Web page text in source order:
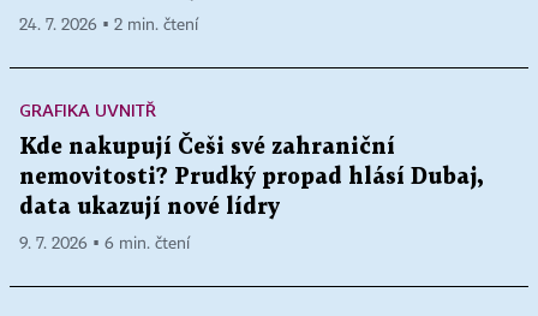
24. 7. 2026 ▪ 2 min. čtení
GRAFIKA UVNITŘ
Kde nakupují Češi své zahraniční
nemovitosti? Prudký propad hlásí Dubaj,
data ukazují nové lídry
9. 7. 2026 ▪ 6 min. čtení